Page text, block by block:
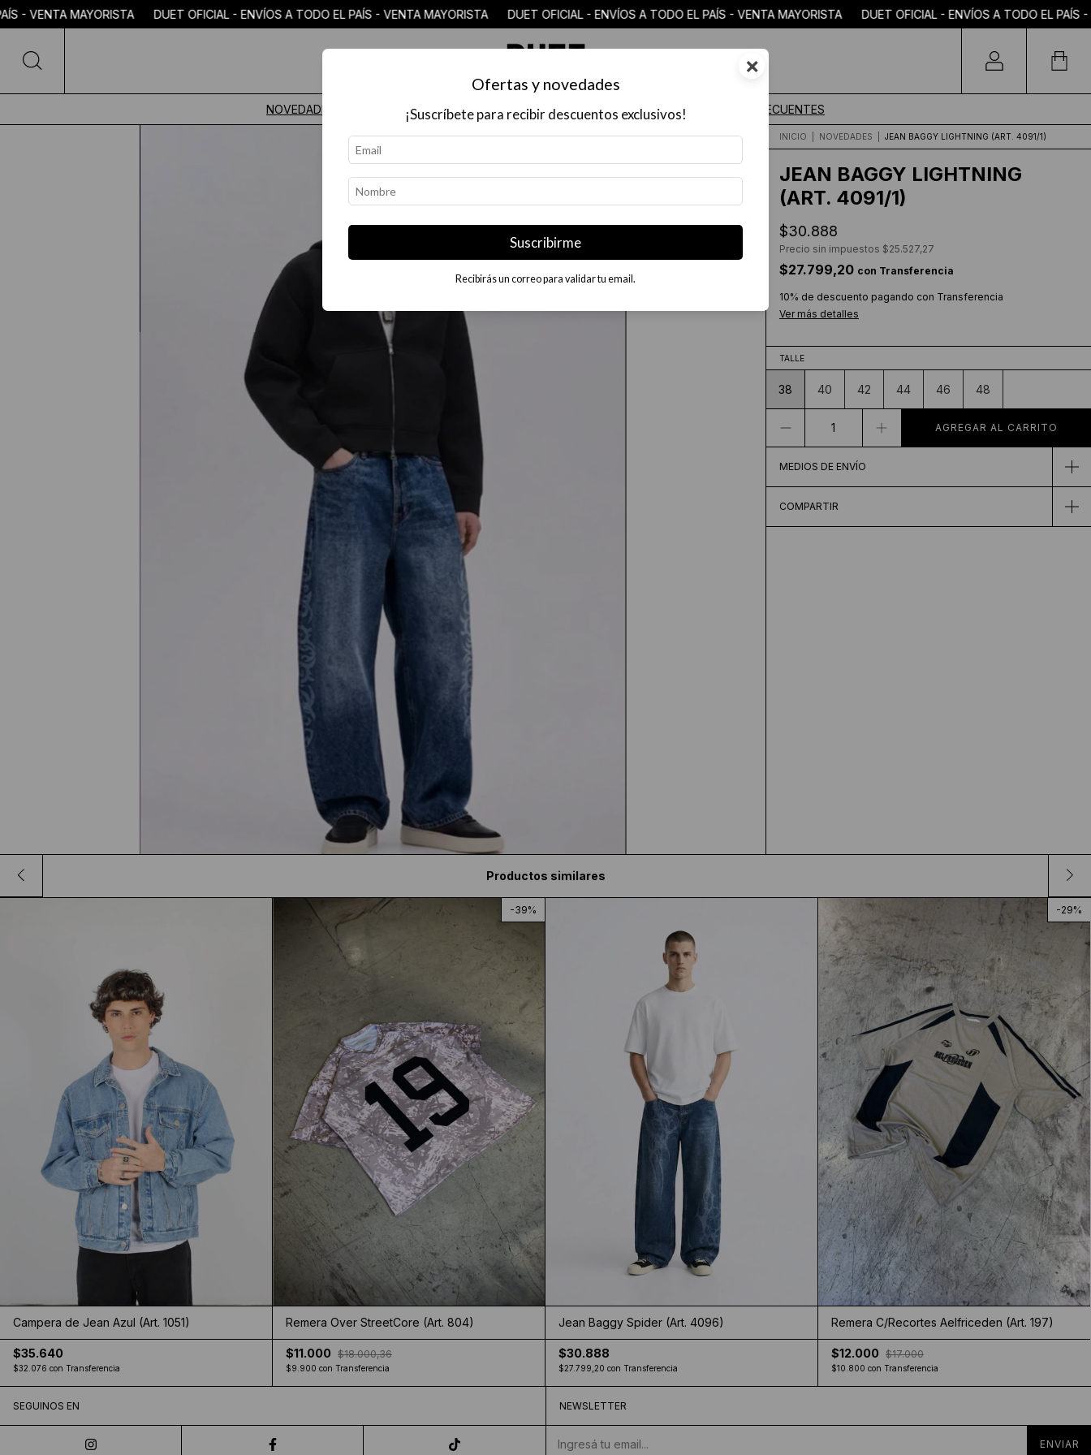
NOVEDADES COLECCIÓN $18.000 O MENOS MAYORISTAS PREGUNTAS FRECUENTES
INICIO NOVEDADES JEAN BAGGY LIGHTNING (ART. 4091/1)
JEAN BAGGY LIGHTNING
(ART. 4091/1)
$30.888
Precio sin impuestos $25.527,27
$27.799,20 con Transferencia
10% de descuento pagando con Transferencia
Ver más detalles
TALLE
38 40 42 44 46 48
MEDIOS DE ENVÍO
COMPARTIR
Productos similares
Campera de Jean Azul (Art. 1051)
$35.640
$32.076 con Transferencia
-39%
Remera Over StreetCore (Art. 804)
$11.000 $18.000,36
$9.900 con Transferencia
Jean Baggy Spider (Art. 4096)
$30.888
$27.799,20 con Transferencia
-29%
Remera C/Recortes Aelfriceden (Art. 197)
$12.000 $17.000
$10.800 con Transferencia
SEGUINOS EN NEWSLETTER
MAYORISTA DUET OFICIAL - ENVÍOS A TODO EL PAÍS - VENTA MAYORISTA DUET OFICIAL - ENVÍOS A TODO EL PAÍS - VENTA MAYORISTA DUET OFICIAL - ENVÍOS A TODO EL
×
Ofertas y novedades
¡Suscríbete para recibir descuentos exclusivos!
Suscribirme
Recibirás un correo para validar tu email.